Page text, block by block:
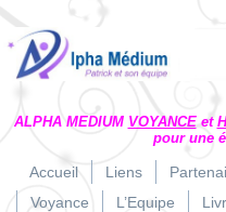
ALPHA MEDIUM VOYANCEet
pour une
Accueil Liens
Voyance
L’Equipe